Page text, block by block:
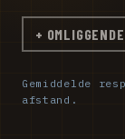
+
Gemiddelde
afstand.